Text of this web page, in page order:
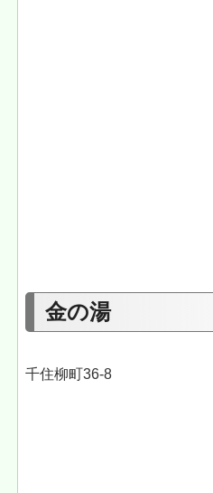
金の湯
千住柳町36-8